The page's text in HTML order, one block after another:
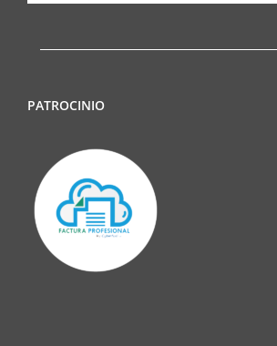
PATROCINIO